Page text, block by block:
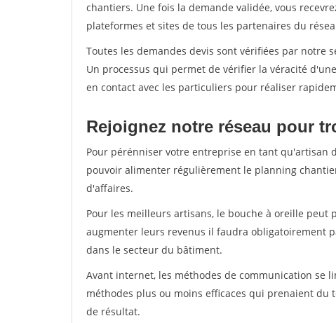
chantiers. Une fois la demande validée, vous
plateformes et sites de tous les partenaires du
Toutes les demandes devis sont vérifiées par notre
Un processus qui permet de vérifier la véracité
en contact avec les particuliers pour réaliser
Rejoignez notre réseau pour
Pour pérénniser votre entreprise en tant qu'artisan
pouvoir alimenter régulièrement le planning
d'affaires.
Pour les meilleurs artisans, le bouche à oreille
augmenter leurs revenus il faudra obligatoirement
dans le secteur du bâtiment.
Avant internet, les méthodes de communication se
méthodes plus ou moins efficaces qui prenaient
de résultat.